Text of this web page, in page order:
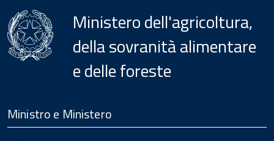
Ministero dell'agricoltura,
della sovranità alimentare
e delle foreste
Footer
Ministro e Ministero